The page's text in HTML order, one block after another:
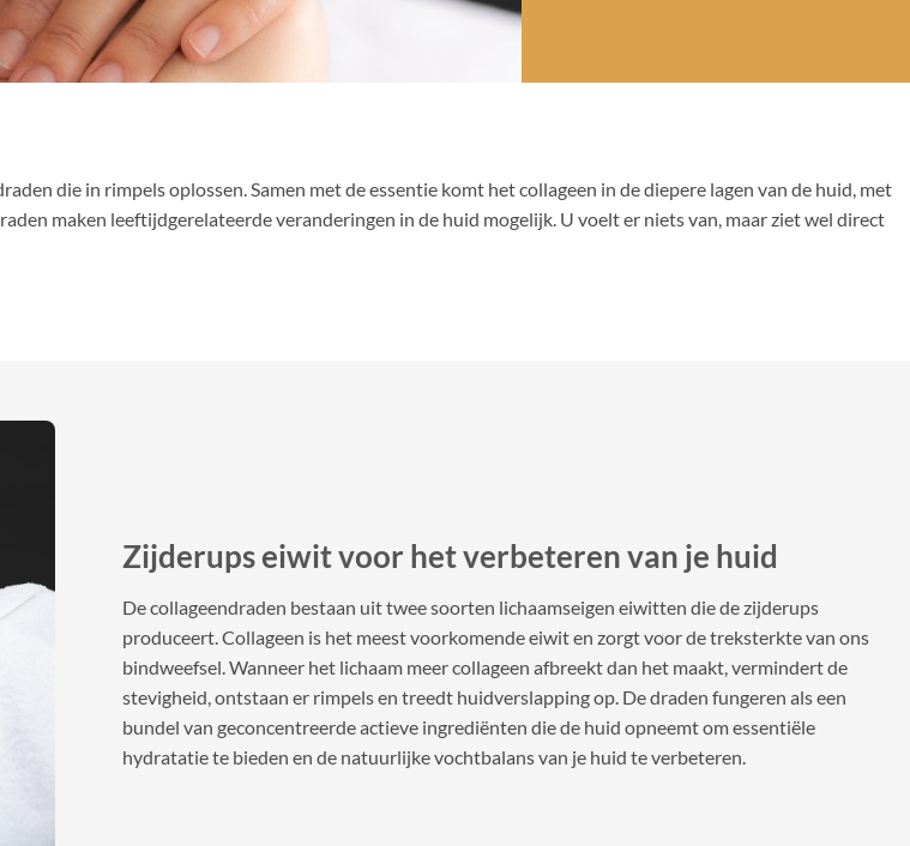
die in rimpels oplossen. Samen met de essentie komt het collageen in de diepere lagen van de huid, met
maken leeftijdgerelateerde veranderingen in de huid mogelijk. U voelt er niets van, maar ziet wel direct
Zijderups eiwit voor het verbeteren van je huid
De collageendraden bestaan uit twee soorten lichaamseigen eiwitten die de zijderups
produceert. Collageen is het meest voorkomende eiwit en zorgt voor de treksterkte van ons
bindweefsel. Wanneer het lichaam meer collageen afbreekt dan het maakt, vermindert de
stevigheid, ontstaan er rimpels en treedt huidverslapping op. De draden fungeren als een
bundel van geconcentreerde actieve ingrediënten die de huid opneemt om essentiële
hydratatie te bieden en de natuurlijke vochtbalans van je huid te verbeteren.